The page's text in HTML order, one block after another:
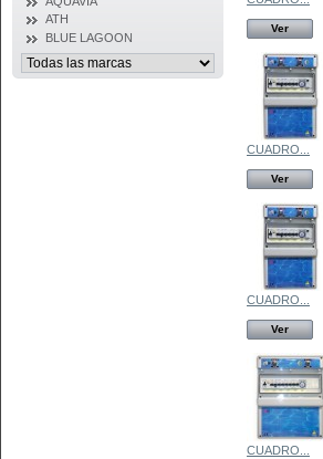
ATH
BLUE LAGOON
Ver
CUADRO...
Ver
CUADRO...
Ver
CUADRO...